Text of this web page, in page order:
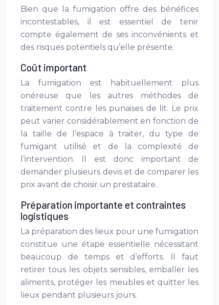
Bien que la fumigation offre des bénéfices
incontestables, il est essentiel de tenir
compte également de ses inconvénients et
des risques potentiels qu’elle présente.
Coût important
La fumigation est habituellement plus
onéreuse que les autres méthodes de
traitement contre les punaises de lit. Le prix
peut varier considérablement en fonction de
la taille de l’espace à traiter, du type de
fumigant utilisé et de la complexité de
l’intervention. Il est donc important de
demander plusieurs devis et de comparer les
prix avant de choisir un prestataire.
Préparation importante et contraintes
logistiques
La préparation des lieux pour une fumigation
constitue une étape essentielle nécessitant
beaucoup de temps et d’efforts. Il faut
retirer tous les objets sensibles, emballer les
aliments, protéger les meubles et quitter les
lieux pendant plusieurs jours.